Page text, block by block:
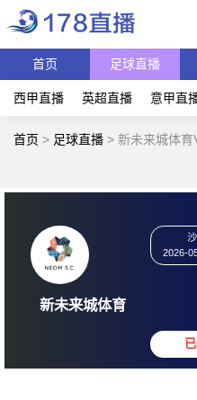
首页 足球直播
西甲直播 英超直播 意甲直
首页 > 足球直播 > 新未来城体育
新未来城体育